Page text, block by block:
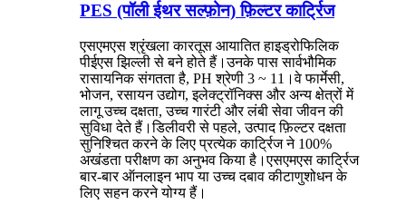
PES (पॉली ईथर सल्फ़ोन) फ़िल्टर कार्ट्रिज
एसएमएस श्रृंखला कारतूस आयातित हाइड्रोफिलिक
पीईएस झिल्ली से बने होते हैं।उनके पास सार्वभौमिक
रासायनिक संगतता है, PH श्रेणी 3 ~ 11।वे फार्मेसी,
भोजन, रसायन उद्योग, इलेक्ट्रॉनिक्स और अन्य क्षेत्रों में
लागू उच्च दक्षता, उच्च गारंटी और लंबी सेवा जीवन की
सुविधा देते हैं।डिलीवरी से पहले, उत्पाद फ़िल्टर दक्षता
सुनिश्चित करने के लिए प्रत्येक कार्ट्रिज ने 100%
अखंडता परीक्षण का अनुभव किया है।एसएमएस कार्ट्रिज
बार-बार ऑनलाइन भाप या उच्च दबाव कीटाणुशोधन के
लिए सहन करने योग्य हैं।